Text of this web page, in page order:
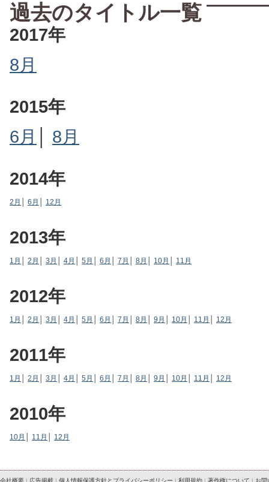
過去のタイトル一覧
2017年
8月
2015年
6月
8月
2014年
2月 6月 12月
2013年
1月 2月 3月 4月 5月 6月 7月 8月 10月 11月
2012年
1月 2月 3月 4月 5月 6月 7月 8月 9月 10月 11月 12月
2011年
1月 2月 3月 4月 5月 6月 7月 8月 9月 10月 11月 12月
2010年
10月 11月 12月
会社概要 | 広告掲載 | 個人情報保護方針とプライバシーポリシー | 利用規約 | 著作権について | お問